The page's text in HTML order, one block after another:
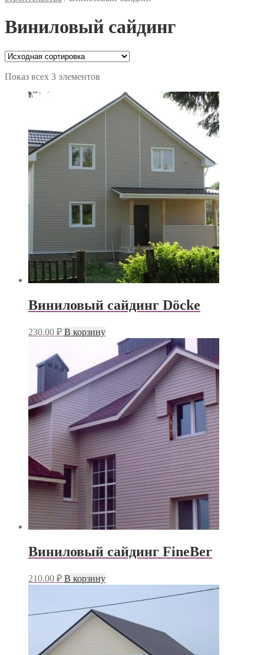
Виниловый сайдинг
Показ всех 3 элементов
Виниловый сайдинг Döcke
230.00 ₽ В корзину
Виниловый сайдинг FineBer
210.00 ₽ В корзину